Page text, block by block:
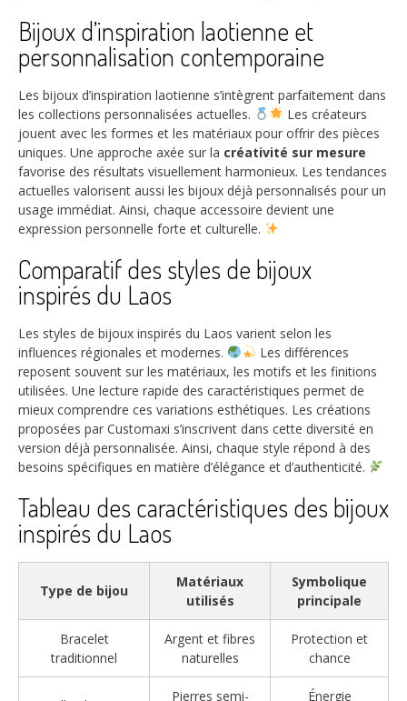
Bijoux d’inspiration laotienne et
personnalisation contemporaine
Les bijoux d’inspiration laotienne s’intègrent parfaitement dans
les collections personnalisées actuelles.
Les créateurs
jouent avec les formes et les matériaux pour offrir des pièces
uniques. Une approche axée sur la créativité sur mesure
favorise des résultats visuellement harmonieux. Les tendances
actuelles valorisent aussi les bijoux déjà personnalisés pour un
usage immédiat. Ainsi, chaque accessoire devient une
expression personnelle forte et culturelle.
Comparatif des styles de bijoux
inspirés du Laos
Les styles de bijoux inspirés du Laos varient selon les
influences régionales et modernes.
Les différences
reposent souvent sur les matériaux, les motifs et les finitions
utilisées. Une lecture rapide des caractéristiques permet de
mieux comprendre ces variations esthétiques. Les créations
proposées par Customaxi s’inscrivent dans cette diversité en
version déjà personnalisée. Ainsi, chaque style répond à des
besoins spécifiques en matière d’élégance et d’authenticité.
Tableau des caractéristiques des bijoux
inspirés du Laos
Type de bijou
Matériaux
utilisés
Symbolique
principale
Bracelet
traditionnel
Argent et fibres
naturelles
Protection et
chance
Pierres semi- Énergie